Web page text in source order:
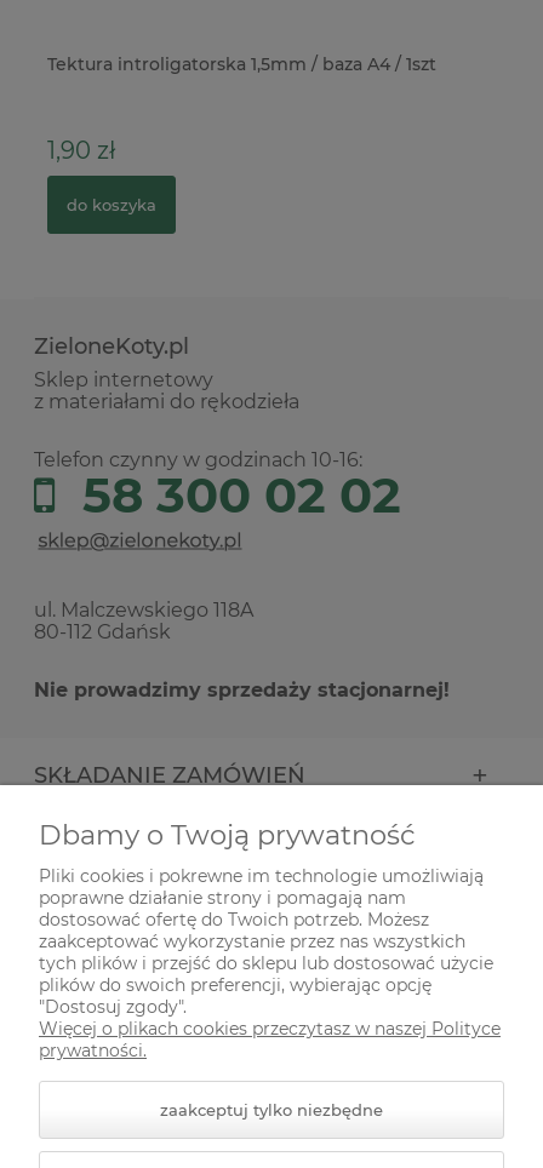
Tektura introligatorska 1,5mm / baza A4 / 1szt
1,90 zł
do koszyka
ZieloneKoty.pl
Sklep internetowy
z materiałami do rękodzieła
Telefon czynny w godzinach 10-16:
58 300 02 02
ul. Malczewskiego 118A
80-112 Gdańsk
Nie prowadzimy sprzedaży stacjonarnej!
SKŁADANIE ZAMÓWIEŃ
INFORMACJE
ODWIEDŹ NAS NA
Dbamy o Twoją prywatność
Pliki cookies i pokrewne im technologie umożliwiają
poprawne działanie strony i pomagają nam
dostosować ofertę do Twoich potrzeb. Możesz
zaakceptować wykorzystanie przez nas wszystkich
tych plików i przejść do sklepu lub dostosować użycie
plików do swoich preferencji, wybierając opcję
"Dostosuj zgody".
Więcej o plikach cookies przeczytasz w naszej Polityce
prywatności.
zaakceptuj tylko niezbędne